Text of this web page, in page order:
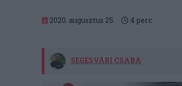
2020. augusztus 25. 4 perc
SEGESVÁRI CSABA